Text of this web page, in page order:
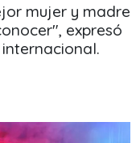
mujer y madre
expresó